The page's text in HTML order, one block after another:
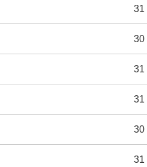
31
30
31
31
30
31